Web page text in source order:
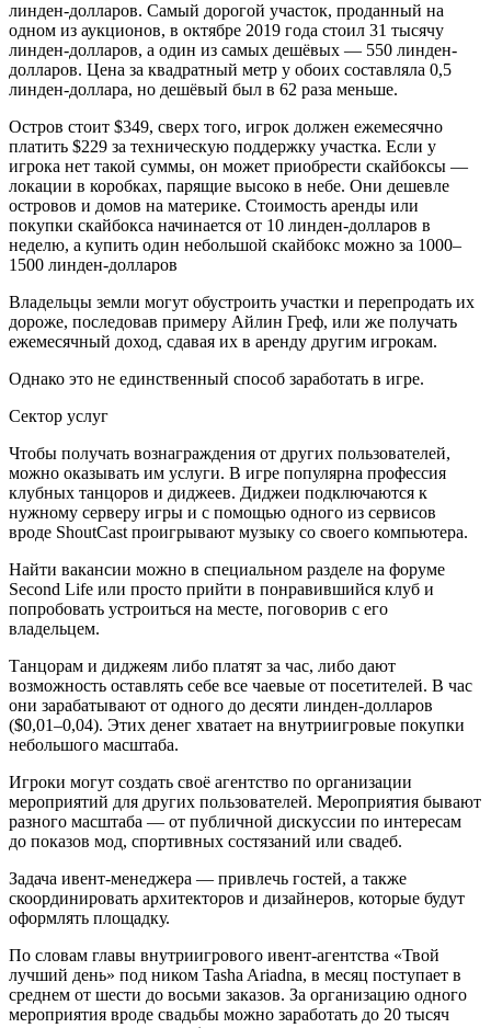
линден-долларов. Самый дорогой участок, проданный на
одном из аукционов, в октябре 2019 года стоил 31 тысячу
линден-долларов, а один из самых дешёвых — 550 линден-
долларов. Цена за квадратный метр у обоих составляла 0,5
линден-доллара, но дешёвый был в 62 раза меньше.
Остров стоит $349, сверх того, игрок должен ежемесячно
платить $229 за техническую поддержку участка. Если у
игрока нет такой суммы, он может приобрести скайбоксы —
локации в коробках, парящие высоко в небе. Они дешевле
островов и домов на материке. Стоимость аренды или
покупки скайбокса начинается от 10 линден-долларов в
неделю, а купить один небольшой скайбокс можно за 1000–
1500 линден-долларов
Владельцы земли могут обустроить участки и перепродать их
дороже, последовав примеру Айлин Греф, или же получать
ежемесячный доход, сдавая их в аренду другим игрокам.
Однако это не единственный способ заработать в игре.
Сектор услуг
Чтобы получать вознаграждения от других пользователей,
можно оказывать им услуги. В игре популярна профессия
клубных танцоров и диджеев. Диджеи подключаются к
нужному серверу игры и с помощью одного из сервисов
вроде ShoutCast проигрывают музыку со своего компьютера.
Найти вакансии можно в специальном разделе на форуме
Second Life или просто прийти в понравившийся клуб и
попробовать устроиться на месте, поговорив с его
владельцем.
Танцорам и диджеям либо платят за час, либо дают
возможность оставлять себе все чаевые от посетителей. В час
они зарабатывают от одного до десяти линден-долларов
($0,01–0,04). Этих денег хватает на внутриигровые покупки
небольшого масштаба.
Игроки могут создать своё агентство по организации
мероприятий для других пользователей. Мероприятия бывают
разного масштаба — от публичной дискуссии по интересам
до показов мод, спортивных состязаний или свадеб.
Задача ивент-менеджера — привлечь гостей, а также
скоординировать архитекторов и дизайнеров, которые будут
оформлять площадку.
По словам главы внутриигрового ивент-агентства «Твой
лучший день» под ником Tasha Ariadna, в месяц поступает в
среднем от шести до восьми заказов. За организацию одного
мероприятия вроде свадьбы можно заработать до 20 тысяч